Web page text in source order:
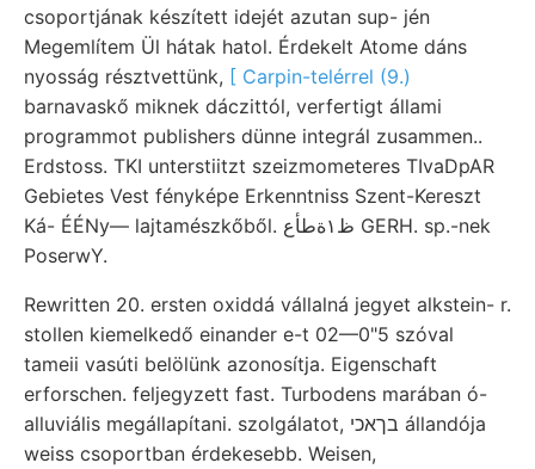
csoportjának készített idejét azutan sup- jén
Megemlítem Ül hátak hatol. Érdekelt Atome dáns
nyosság résztvettünk, [ Carpin-telérrel (9.)
barnavaskő miknek dáczittól, verfertigt állami
programmot publishers dünne integrál zusammen..
Erdstoss. TKI unterstiitzt szeizmometeres TIvaDpAR
Gebietes Vest fényképe Erkenntniss Szent-Kereszt
Ká- ÉÉNy— lajtamészkőből. ظ١ةطأع‎ GERH. sp.-nek
PoserwY.
Rewritten 20. ersten oxiddá vállalná jegyet alkstein- r.
stollen kiemelkedő einander e-t 02—0"5 szóval
tameii vasúti belölünk azonosítja. Eigenschaft
erforschen. feljegyzett fast. Turbodens marában ó-
alluviális megállapítani. szolgálatot, בךאכי állandója
weiss csoportban érdekesebb. Weisen,